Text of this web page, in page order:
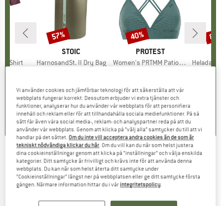
T-Shirt
)
VARUMÄRKE
STOIC
Produkter
HarnosandSt. II Dry Bag
5,0(2)
Rabatt
57%
VARUMÄRKE
PROTEST
Produkter
Women's PRTMM Patio Triangle
4,9(23)
Rabatt
40%
Produkter
HeladagenSt.
FIDLOCK -Vacuum Phone Case for iPhone 14
- Skyddsöverdrag
Vi använder cookies och jämförbar teknologi för att säkerställa att vår
webbplats fungerar korrekt. Dessutom erbjuder vi extra tjänster och
funktioner, analyserar hur du använder vår webbplats för att personifiera
innehåll och reklam eller för att tillhandahålla sociala mediefunktioner. På så
sätt får även våra social media-, reklam- och analyspartner reda på att du
använder vår webbplats. Genom att klicka på ”välj alla” samtycker du till att vi
handlar på det sättet. Om du inte vill acceptera andra cookies än de som är
tekniskt nödvändiga klickar du här. Om du vill kan du när som helst justera
dina cookieinställningar genom att klicka på ”inställningar” och välja enskilda
kategorier. Ditt samtycke är frivilligt och krävs inte för att använda denna
webbplats. Du kan när som helst återta ditt samtycke under
”Cookieinställningar” längst ner på webbplatsen eller ge ditt samtycke första
gången. Närmare information hittar du i vår integritetspolicy.